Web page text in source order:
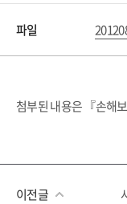
파일
첨부된 내용은 『손해
이전글